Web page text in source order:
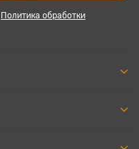
Политика обработки